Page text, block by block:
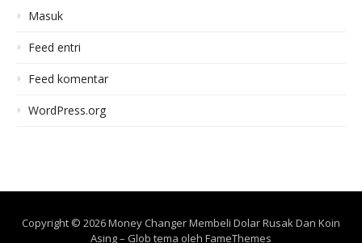
Masuk
Feed entri
Feed komentar
WordPress.org
Copyright © 2026 Money Changer Membeli Dolar Rusak Dan Koin
Asing– Glob tema oleh FameThemes